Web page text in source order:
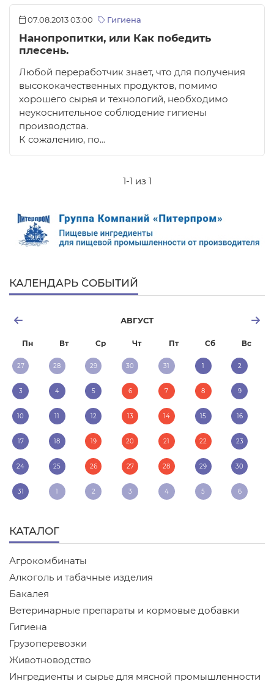
07.08.2013 03:00 Гигиена
Нанопропитки, или Как победить
плесень.
Любой переработчик знает, что для получения
высококачественных продуктов, помимо
хорошего сырья и технологий, необходимо
неукоснительное соблюдение гигиены
производства.
К сожалению, по…
1-1 из 1
КАЛЕНДАРЬ СОБЫТИЙ
АВГУСТ
Пн Вт Ср Чт Пт Сб Вс
27 28 29 30 31 1 2
3 4 5 6 7 8 9
10 11 12 13 14 15 16
17 18 19 20 21 22 23
24 25 26 27 28 29 30
31 1 2 3 4 5 6
КАТАЛОГ
Агрокомбинаты
Алкоголь и табачные изделия
Бакалея
Ветеринарные препараты и кормовые добавки
Гигиена
Грузоперевозки
Животноводство
Ингредиенты и сырье для мясной промышленности